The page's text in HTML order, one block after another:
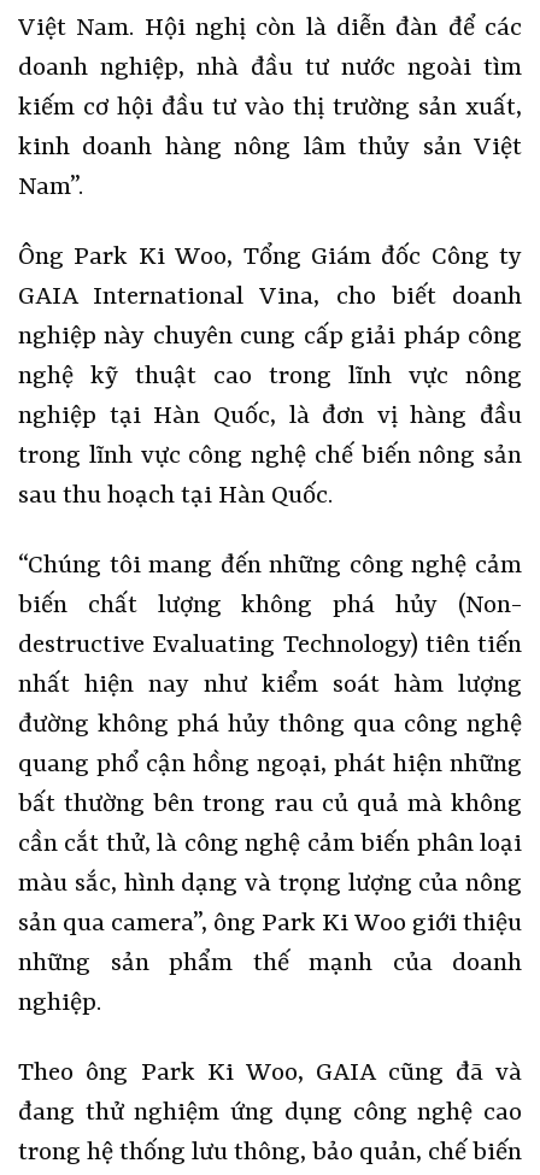
Việt Nam. Hội nghị còn là diễn đàn để các
doanh nghiệp, nhà đầu tư nước ngoài tìm
kiếm cơ hội đầu tư vào thị trường sản xuất,
kinh doanh hàng nông lâm thủy sản Việt
Nam”.
Ông Park Ki Woo, Tổng Giám đốc Công ty
GAIA International Vina, cho biết doanh
nghiệp này chuyên cung cấp giải pháp công
nghệ kỹ thuật cao trong lĩnh vực nông
nghiệp tại Hàn Quốc, là đơn vị hàng đầu
trong lĩnh vực công nghệ chế biến nông sản
sau thu hoạch tại Hàn Quốc.
“Chúng tôi mang đến những công nghệ cảm
biến chất lượng không phá hủy (Non-
destructive Evaluating Technology) tiên tiến
nhất hiện nay như kiểm soát hàm lượng
đường không phá hủy thông qua công nghệ
quang phổ cận hồng ngoại, phát hiện những
bất thường bên trong rau củ quả mà không
cần cắt thử, là công nghệ cảm biến phân loại
màu sắc, hình dạng và trọng lượng của nông
sản qua camera”, ông Park Ki Woo giới thiệu
những sản phẩm thế mạnh của doanh
nghiệp.
Theo ông Park Ki Woo, GAIA cũng đã và
đang thử nghiệm ứng dụng công nghệ cao
trong hệ thống lưu thông, bảo quản, chế biến